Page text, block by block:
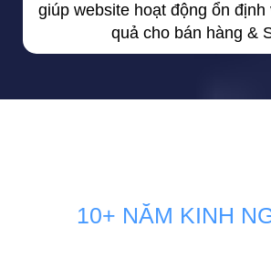
giúp website hoạt động ổn
quả cho bán hàng &
10+ NĂM KINH